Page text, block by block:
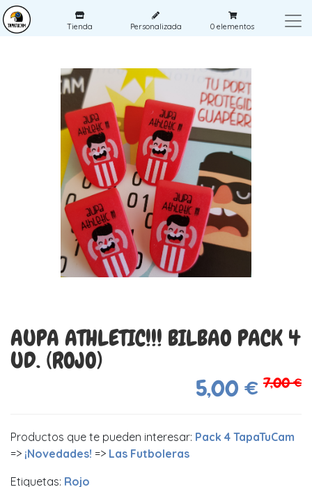
Tienda Personalizada 0 elementos
AUPA ATHLETIC!!! BILBAO PACK 4
UD. (ROJO)
5,00 € 7,00 €
Productos que te pueden interesar: Pack 4 TapaTuCam
=> ¡Novedades! => Las Futboleras
Etiquetas: Rojo